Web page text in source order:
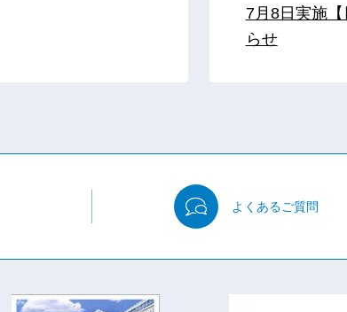
7月8日実施
らせ
よくあるご質問